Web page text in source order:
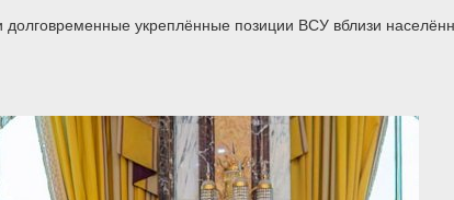
укреплённые позиции ВСУ вблизи